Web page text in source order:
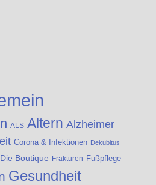
ALS Altern Alzheimer
Corona & Infektionen Dekubitus
Die Boutique Frakturen Fußpflege
Gesundheit